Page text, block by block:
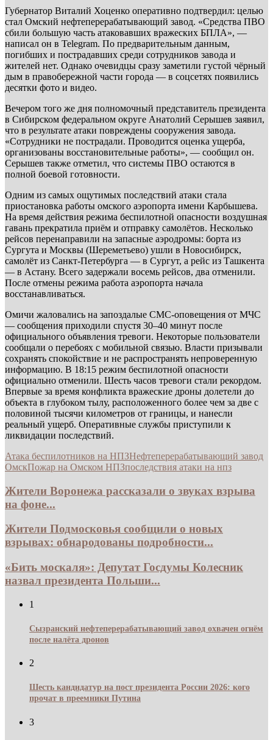
Губернатор Виталий Хоценко оперативно подтвердил: целью
стал Омский нефтеперерабатывающий завод. «Средства ПВО
сбили большую часть атаковавших вражеских БПЛА», —
написал он в Telegram. По предварительным данным,
погибших и пострадавших среди сотрудников завода и
жителей нет. Однако очевидцы сразу заметили густой чёрный
дым в правобережной части города — в соцсетях появились
десятки фото и видео.
Вечером того же дня полномочный представитель президента
в Сибирском федеральном округе Анатолий Серышев заявил,
что в результате атаки повреждены сооружения завода.
«Сотрудники не пострадали. Проводится оценка ущерба,
организованы восстановительные работы», — сообщил он.
Серышев также отметил, что системы ПВО остаются в
полной боевой готовности.
Одним из самых ощутимых последствий атаки стала
приостановка работы омского аэропорта имени Карбышева.
На время действия режима беспилотной опасности воздушная
гавань прекратила приём и отправку самолётов. Несколько
рейсов перенаправили на запасные аэродромы: борта из
Сургута и Москвы (Шереметьево) ушли в Новосибирск,
самолёт из Санкт-Петербурга — в Сургут, а рейс из Ташкента
— в Астану. Всего задержали восемь рейсов, два отменили.
После отмены режима работа аэропорта начала
восстанавливаться.
Омичи жаловались на запоздалые СМС-оповещения от МЧС
— сообщения приходили спустя 30–40 минут после
официального объявления тревоги. Некоторые пользователи
сообщали о перебоях с мобильной связью. Власти призывали
сохранять спокойствие и не распространять непроверенную
информацию. В 18:15 режим беспилотной опасности
официально отменили. Шесть часов тревоги стали рекордом.
Впервые за время конфликта вражеские дроны долетели до
объекта в глубоком тылу, расположенного более чем за две с
половиной тысячи километров от границы, и нанесли
реальный ущерб. Оперативные службы приступили к
ликвидации последствий.
Атака беспилотников на НПЗНефтеперерабатывающий завод
ОмскПожар на Омском НПЗпоследствия атаки на нпз
Жители Воронежа рассказали о звуках взрыва
на фоне...
Жители Подмосковья сообщили о новых
взрывах: обнародованы подробности...
«Бить москаля»: Депутат Госдумы Колесник
назвал президента Польши...
1
Сызранский нефтеперерабатывающий завод охвачен огнём
после налёта дронов
2
Шесть кандидатур на пост президента России 2026: кого
прочат в преемники Путина
3